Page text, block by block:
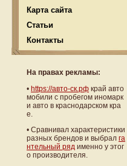
Карта сайта
Статьи
Контакты
На правах рекламы:
• https://авто-ск.рф край авто
мобили с пробегом иномарк
и авто в краснодарском кра
е.
• Сравнивал характеристики
разных брендов и выбрал га
нтельный ряд именно у этог
о производителя.